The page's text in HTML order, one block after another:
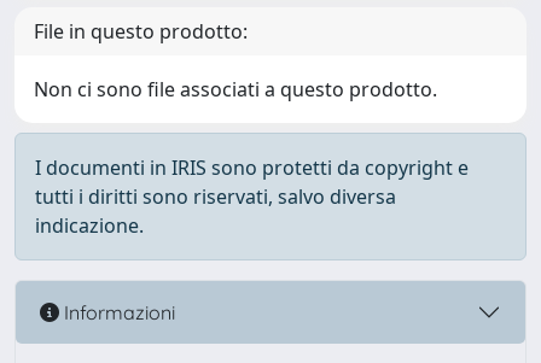
File in questo prodotto:
Non ci sono file associati a questo prodotto.
I documenti in IRIS sono protetti da copyright e
tutti i diritti sono riservati, salvo diversa
indicazione.
Informazioni